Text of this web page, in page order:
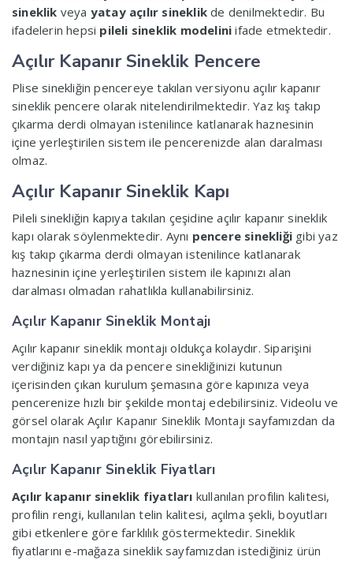
sineklik veya yatay açılır sineklikde denilmektedir. Bu
ifadelerin hepsi pileli sineklik modelini ifade etmektedir.
Açılır Kapanır Sineklik Pencere
Plise sinekliğin pencereye takılan versiyonu açılır kapanır
sineklik pencere olarak nitelendirilmektedir. Yaz kış takıp
çıkarma derdi olmayan istenilince katlanarak haznesinin
içine yerleştirilen sistem ile pencerenizde alan daralması
olmaz.
Açılır Kapanır Sineklik Kapı
Pileli sinekliğin kapıya takılan çeşidine açılır kapanır sineklik
kapı olarak söylenmektedir. Aynı pencere sinekliği gibi yaz
kış takıp çıkarma derdi olmayan istenilince katlanarak
haznesinin içine yerleştirilen sistem ile kapınızı alan
daralması olmadan rahatlıkla kullanabilirsiniz.
Açılır Kapanır Sineklik Montajı
Açılır kapanır sineklik montajı oldukça kolaydır. Siparişini
verdiğiniz kapı ya da pencere sinekliğinizi kutunun
içerisinden çıkan kurulum şemasına göre kapınıza veya
pencerenize hızlı bir şekilde montaj edebilirsiniz. Videolu ve
görsel olarak Açılır Kapanır Sineklik Montajı sayfamızdan da
montajın nasıl yaptığını görebilirsiniz.
Açılır Kapanır Sineklik Fiyatları
Açılır kapanır sineklik fiyatları kullanılan profilin kalitesi,
profilin rengi, kullanılan telin kalitesi, açılma şekli, boyutları
gibi etkenlere göre farklılık göstermektedir. Sineklik
fiyatlarını e-mağaza sineklik sayfamızdan istediğiniz ürün